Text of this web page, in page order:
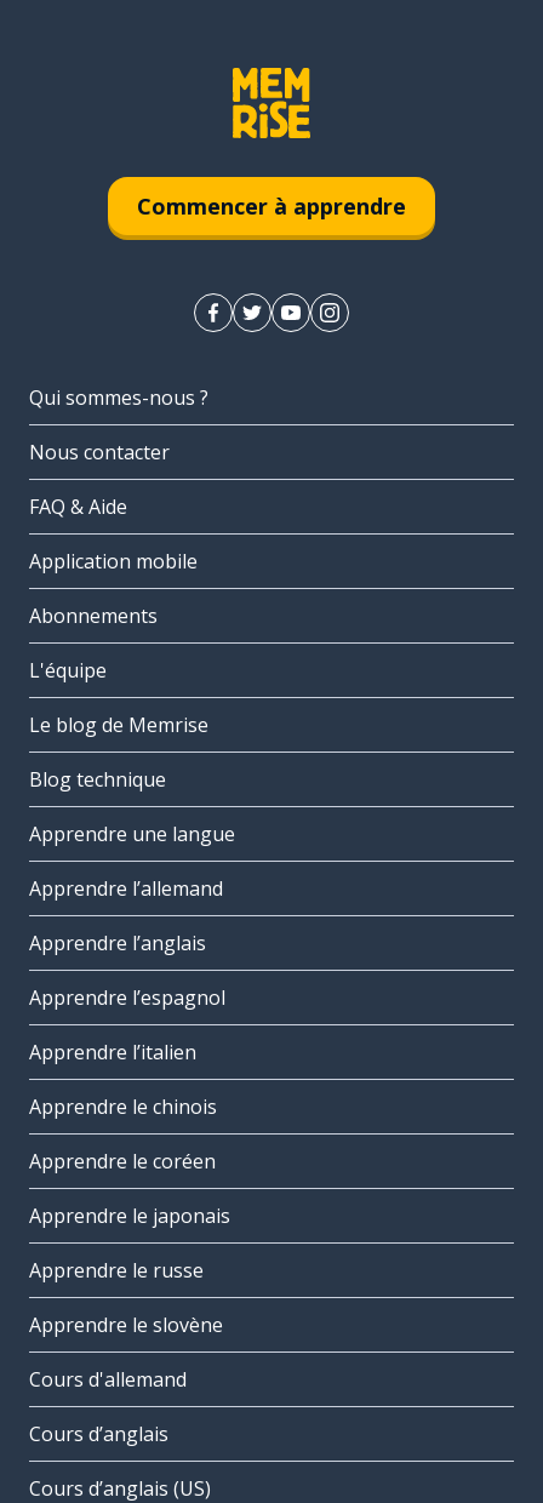
Commencer à apprendre
Qui sommes-nous ?
Nous contacter
FAQ & Aide
Application mobile
Abonnements
L'équipe
Le blog de Memrise
Blog technique
Apprendre une langue
Apprendre l’allemand
Apprendre l’anglais
Apprendre l’espagnol
Apprendre l’italien
Apprendre le chinois
Apprendre le coréen
Apprendre le japonais
Apprendre le russe
Apprendre le slovène
Cours d'allemand
Cours d’anglais
Cours d’anglais (US)